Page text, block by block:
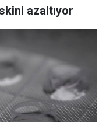
azaltıyor